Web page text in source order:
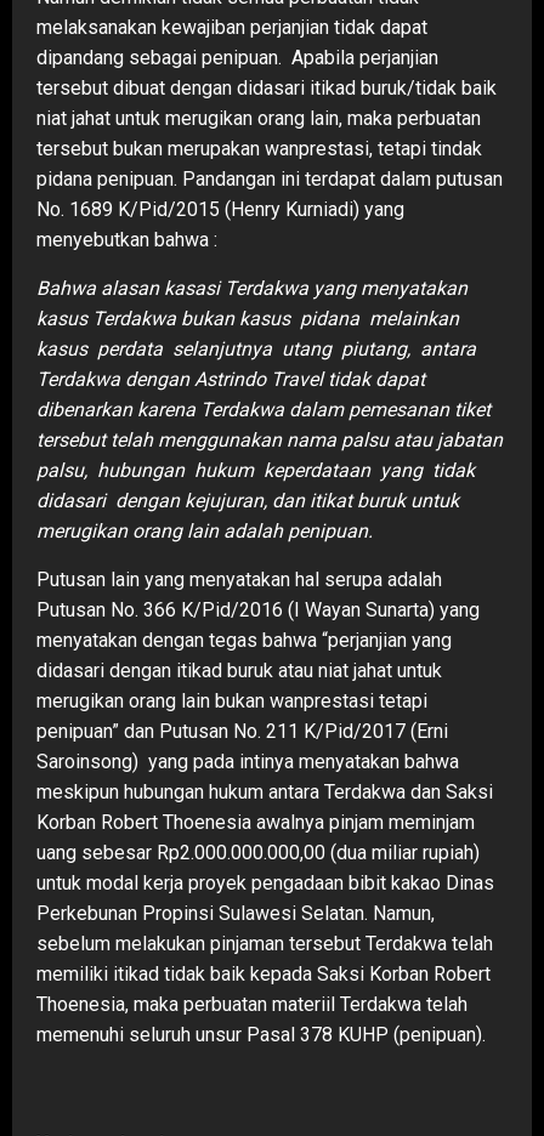
melaksanakan kewajiban perjanjian tidak dapat
dipandang sebagai penipuan. Apabila perjanjian
tersebut dibuat dengan didasari itikad buruk/tidak baik
niat jahat untuk merugikan orang lain, maka perbuatan
tersebut bukan merupakan wanprestasi, tetapi tindak
pidana penipuan. Pandangan ini terdapat dalam putusan
No. 1689 K/Pid/2015 (Henry Kurniadi) yang
menyebutkan bahwa :
Bahwa alasan kasasi Terdakwa yang menyatakan
kasus Terdakwa bukan kasus pidana melainkan
kasus perdata selanjutnya utang piutang, antara
Terdakwa dengan Astrindo Travel tidak dapat
dibenarkan karena Terdakwa dalam pemesanan tiket
tersebut telah menggunakan nama palsu atau jabatan
palsu, hubungan hukum keperdataan yang tidak
didasari dengan kejujuran, dan itikat buruk untuk
merugikan orang lain adalah penipuan.
Putusan lain yang menyatakan hal serupa adalah
Putusan No. 366 K/Pid/2016 (I Wayan Sunarta) yang
menyatakan dengan tegas bahwa “perjanjian yang
didasari dengan itikad buruk atau niat jahat untuk
merugikan orang lain bukan wanprestasi tetapi
penipuan” dan Putusan No. 211 K/Pid/2017 (Erni
Saroinsong) yang pada intinya menyatakan bahwa
meskipun hubungan hukum antara Terdakwa dan Saksi
Korban Robert Thoenesia awalnya pinjam meminjam
uang sebesar Rp2.000.000.000,00 (dua miliar rupiah)
untuk modal kerja proyek pengadaan bibit kakao Dinas
Perkebunan Propinsi Sulawesi Selatan. Namun,
sebelum melakukan pinjaman tersebut Terdakwa telah
memiliki itikad tidak baik kepada Saksi Korban Robert
Thoenesia, maka perbuatan materiil Terdakwa telah
memenuhi seluruh unsur Pasal 378 KUHP (penipuan).